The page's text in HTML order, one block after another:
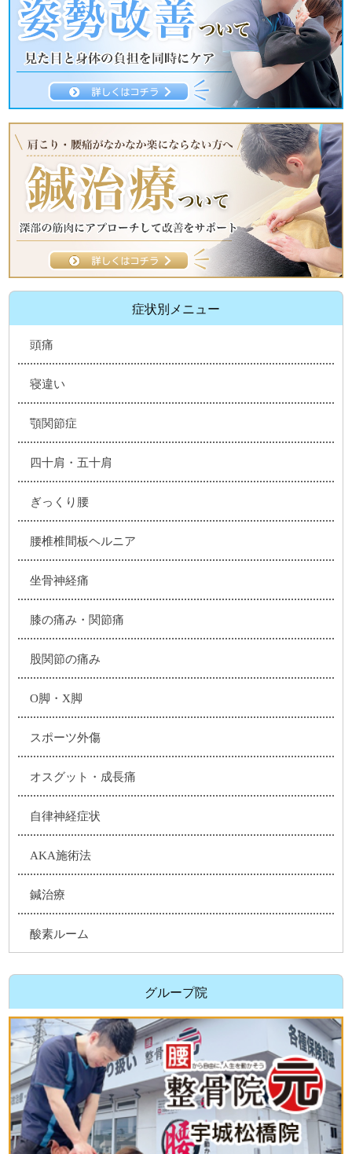
症状別メニュー
頭痛
寝違い
顎関節症
四十肩・五十肩
ぎっくり腰
腰椎椎間板ヘルニア
坐骨神経痛
膝の痛み・関節痛
股関節の痛み
O脚・X脚
スポーツ外傷
オスグット・成長痛
自律神経症状
AKA施術法
鍼治療
酸素ルーム
グループ院